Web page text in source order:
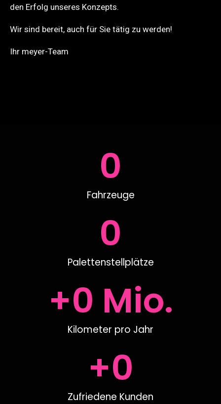
den Erfolg unseres Konzepts.
Wir sind bereit, auch für Sie tätig zu werden!
Ihr meyer-Team
Fahrzeuge
0
Palettenstellplätze
0
Kilometer pro Jahr
+0 Mio.
Zufriedene Kunden
+0